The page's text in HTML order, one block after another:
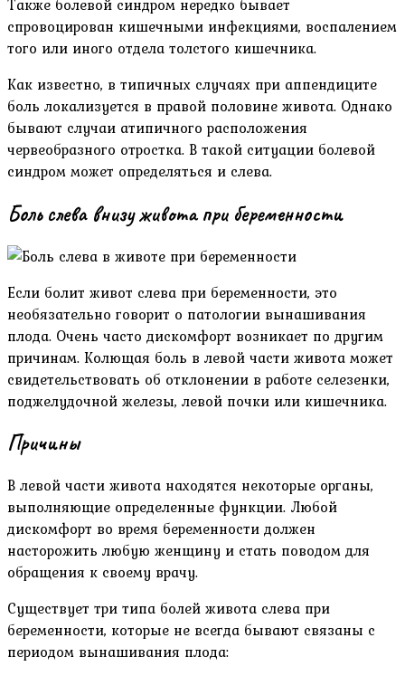
спровоцирован кишечными инфекциями, воспалением
того или иного отдела толстого кишечника.
Как известно, в типичных случаях при аппендиците
боль локализуется в правой половине живота. Однако
бывают случаи атипичного расположения
червеобразного отростка. В такой ситуации болевой
синдром может определяться и слева.
Боль слева внизу живота при беременности
Если болит живот слева при беременности, это
необязательно говорит о патологии вынашивания
плода. Очень часто дискомфорт возникает по другим
причинам. Колющая боль в левой части живота может
свидетельствовать об отклонении в работе селезенки,
поджелудочной железы, левой почки или кишечника.
Причины
В левой части живота находятся некоторые органы,
выполняющие определенные функции. Любой
дискомфорт во время беременности должен
насторожить любую женщину и стать поводом для
обращения к своему врачу.
Существует три типа болей живота слева при
беременности, которые не всегда бывают связаны с
периодом вынашивания плода: